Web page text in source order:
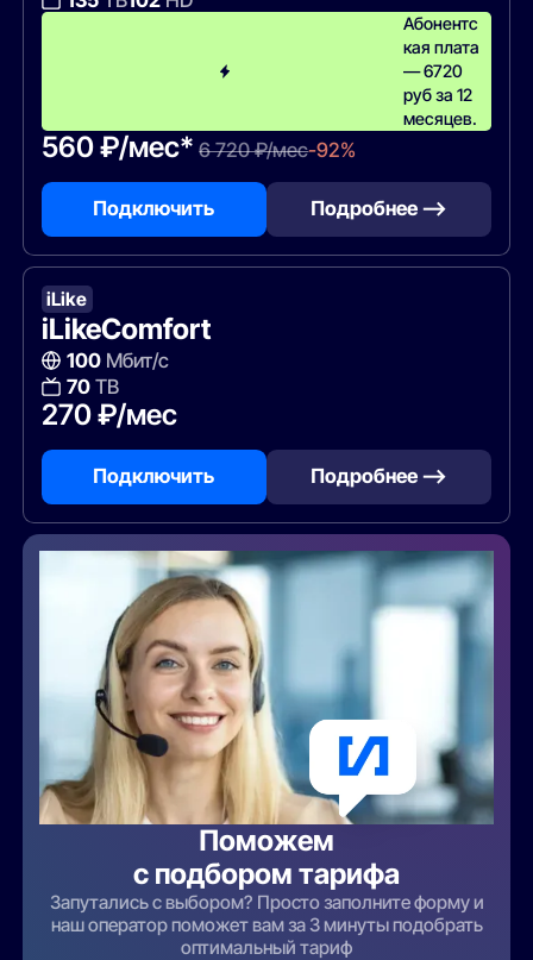
Абонентс
кая плата
— 6720
руб за 12
месяцев.
560 ₽/мес* 6 720 ₽/мес-92%
Подключить Подробнее —>
iLike
iLikeComfort
100Мбит/с
70ТВ
270 ₽/мес
Подключить Подробнее —>
Поможем
с подбором тарифа
Запутались с выбором? Просто заполните форму и
наш оператор поможет вам за 3 минуты подобрать
оптимальный тариф